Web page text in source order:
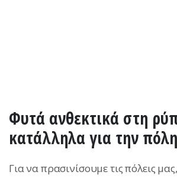
Φυτά ανθεκτικά στη
κατάλληλα για την πόλη
Για να πρασινίσουμε τις πόλεις